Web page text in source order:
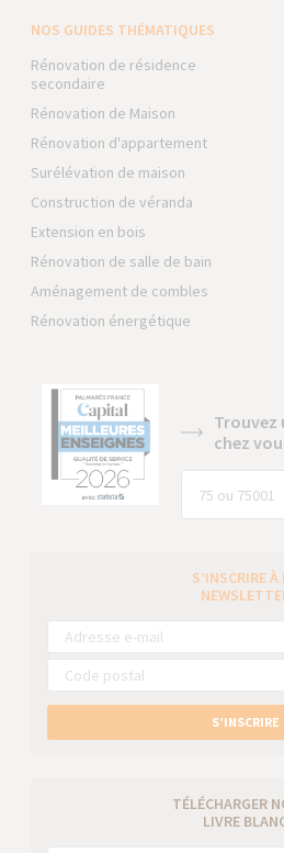
NOS GUIDES THÉMATIQUES
Rénovation de résidence
secondaire
Rénovation de Maison
Rénovation d'appartement
Surélévation de maison
Construction de véranda
Extension en bois
Rénovation de salle de bain
Aménagement de combles
Rénovation énergétique
Trouvez
chez
S’INSCRIRE À
S’INSCRIRE
TÉLÉCHARGER
LIVRE